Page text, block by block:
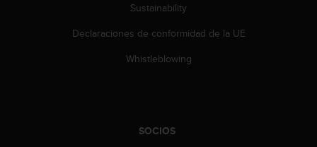
Sustainability
Declaraciones de conformidad de la UE
Whistleblowing
SOCIOS